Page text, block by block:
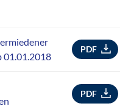
01.01.2018
PDF
PDF